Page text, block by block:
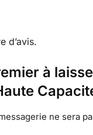
d’avis.
à
ne sera